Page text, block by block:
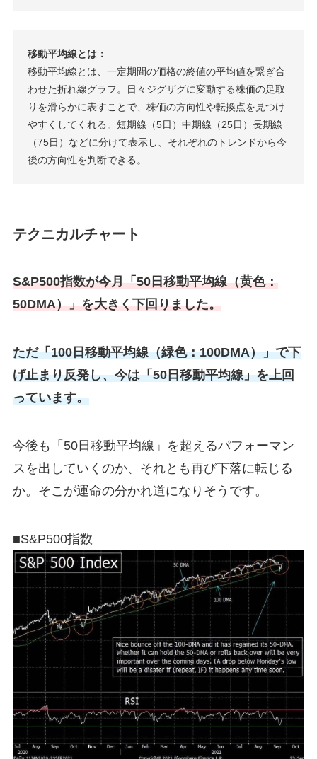
移動平均線とは：
移動平均線とは、一定期間の価格の終値の平均値を繋ぎ合
わせた折れ線グラフ。日々ジグザグに変動する株価の足取
りを滑らかに表すことで、株価の方向性や転換点を見つけ
やすくしてくれる。短期線（5日）中期線（25日）長期線
（75日）などに分けて表示し、それぞれのトレンドから今
後の方向性を判断できる。
テクニカルチャート
S&P500指数が今月「50日移動平均線（黄色：
50DMA）」を大きく下回りました。
ただ「100日移動平均線（緑色：100DMA）」で下
げ止まり反発し、今は「50日移動平均線」を上回
っています。
今後も「50日移動平均線」を超えるパフォーマン
スを出していくのか、それとも再び下落に転じる
か。そこが運命の分かれ道になりそうです。
■S&P500指数